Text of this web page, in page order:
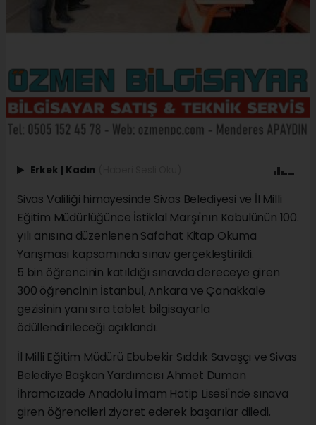
Erkek | Kadın
Sivas Valiliği himayesinde Sivas Belediyesi ve İl Milli
Eğitim Müdürlüğünce İstiklal Marşı'nın Kabulünün 100.
yılı anısına düzenlenen Safahat Kitap Okuma
Yarışması kapsamında sınav gerçekleştirildi.
5 bin öğrencinin katıldığı sınavda dereceye giren
300 öğrencinin İstanbul, Ankara ve Çanakkale
gezisinin yanı sıra tablet bilgisayarla
ödüllendirileceği açıklandı.
İl Milli Eğitim Müdürü Ebubekir Sıddık Savaşçı ve Sivas
Belediye Başkan Yardımcısı Ahmet Duman
İhramcızade Anadolu İmam Hatip Lisesi'nde sınava
giren öğrencileri ziyaret ederek başarılar diledi.